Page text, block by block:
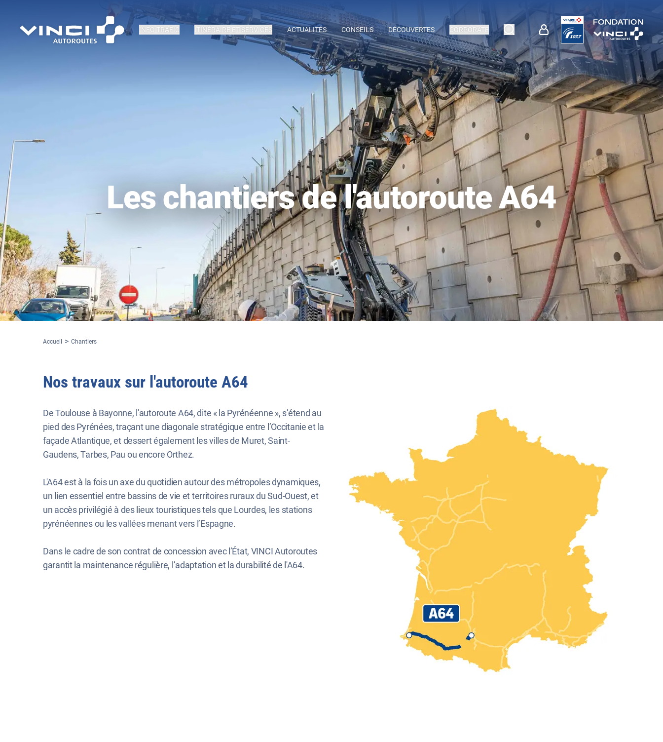
INFO TRAFIC ITINÉRAIRE ET SERVICES ACTUALITÉS CONSEILS DÉCOUVERTES CORPORATE
Les chantiers de l'autoroute A64
Accueil Chantiers
Nos travaux sur l'autoroute A64
De Toulouse à Bayonne, l'autoroute A64, dite « la Pyrénéenne », s’étend au
pied des Pyrénées, traçant une diagonale stratégique entre l’Occitanie et la
façade Atlantique, et dessert également les villes de Muret, Saint-
Gaudens, Tarbes, Pau ou encore Orthez.
L'A64 est à la fois un axe du quotidien autour des métropoles dynamiques,
un lien essentiel entre bassins de vie et territoires ruraux du Sud-Ouest, et
un accès privilégié à des lieux touristiques tels que Lourdes, les stations
pyrénéennes ou les vallées menant vers l’Espagne.
Dans le cadre de son contrat de concession avec l’État, VINCI Autoroutes
garantit la maintenance régulière, l’adaptation et la durabilité de l'A64.